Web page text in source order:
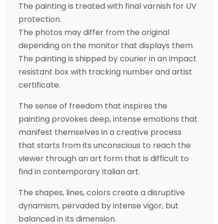
The painting is treated with final varnish for UV
protection.
The photos may differ from the original
depending on the monitor that displays them.
The painting is shipped by courier in an impact
resistant box with tracking number and artist
certificate.
The sense of freedom that inspires the
painting provokes deep, intense emotions that
manifest themselves in a creative process
that starts from its unconscious to reach the
viewer through an art form that is difficult to
find in contemporary Italian art.
The shapes, lines, colors create a disruptive
dynamism, pervaded by intense vigor, but
balanced in its dimension.